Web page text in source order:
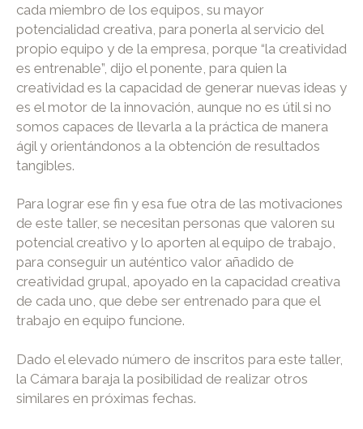
cada miembro de los equipos, su mayor
potencialidad creativa, para ponerla al servicio del
propio equipo y de la empresa, porque “la creatividad
es entrenable”, dijo el ponente, para quien la
creatividad es la capacidad de generar nuevas ideas y
es el motor de la innovación, aunque no es útil si no
somos capaces de llevarla a la práctica de manera
ágil y orientándonos a la obtención de resultados
tangibles.
Para lograr ese fin y esa fue otra de las motivaciones
de este taller, se necesitan personas que valoren su
potencial creativo y lo aporten al equipo de trabajo,
para conseguir un auténtico valor añadido de
creatividad grupal, apoyado en la capacidad creativa
de cada uno, que debe ser entrenado para que el
trabajo en equipo funcione.
Dado el elevado número de inscritos para este taller,
la Cámara baraja la posibilidad de realizar otros
similares en próximas fechas.